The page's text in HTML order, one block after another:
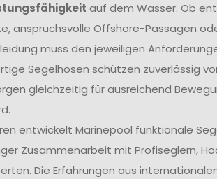
auf dem Wasser. Ob
anspruchsvolle Offshore-Passagen
muss den jeweiligen
Segelhosen schützen zuverlässig
gleichzeitig für ausreichend
entwickelt Marinepool funktionale
Zusammenarbeit mit Profiseglern,
Die Erfahrungen aus